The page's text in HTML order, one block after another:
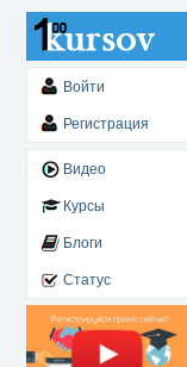
Войти
Регистрация
Видео
Курсы
Блоги
Статус